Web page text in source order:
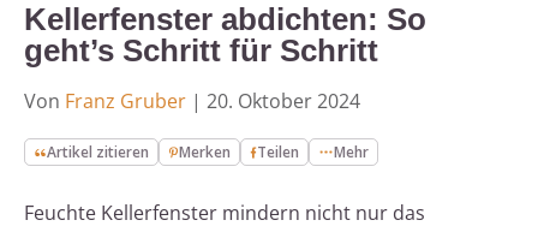
Kellerfenster abdichten: So
geht’s Schritt für Schritt
Von Franz Gruber | 20. Oktober 2024
Artikel zitieren Merken Teilen Mehr
Feuchte Kellerfenster mindern nicht nur das